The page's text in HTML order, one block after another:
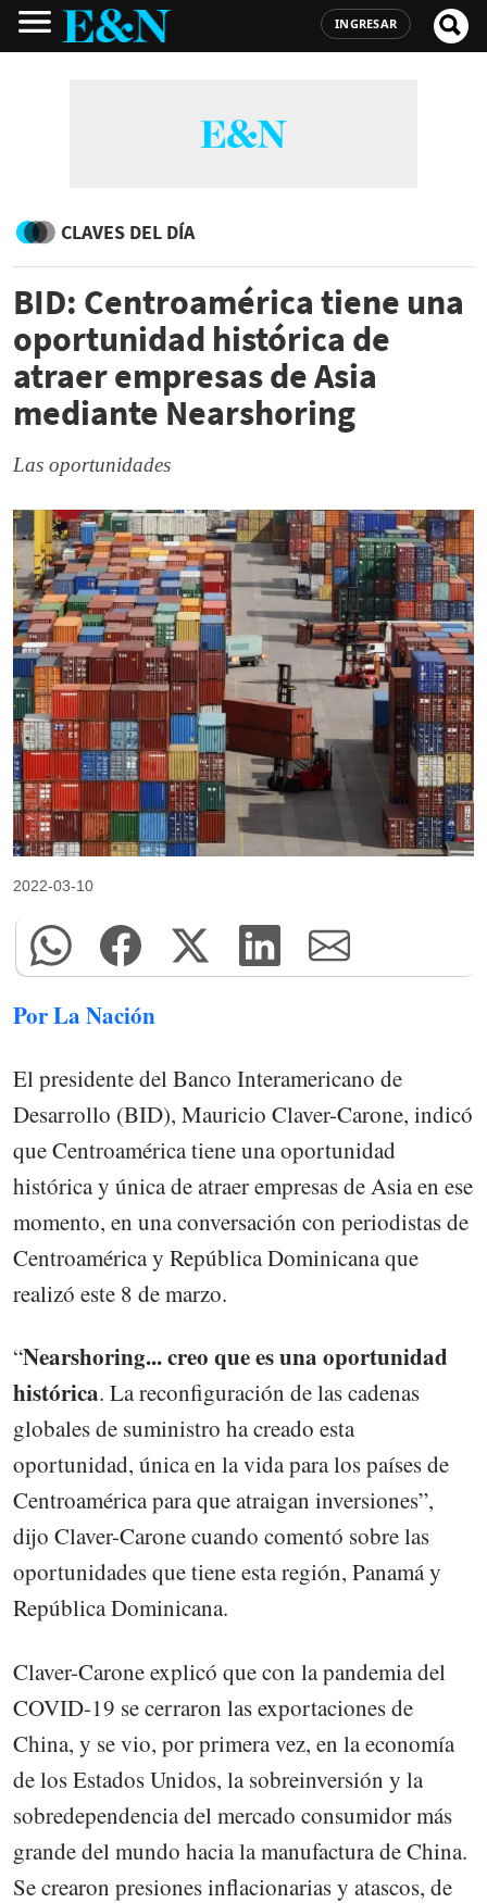
INGRESAR
CLAVES DEL DÍA
BID: Centroamérica tiene una
oportunidad histórica de
atraer empresas de Asia
mediante Nearshoring
Las oportunidades
2022-03-10
Por La Nación
El presidente del Banco Interamericano de
Desarrollo (BID), Mauricio Claver-Carone, indicó
que Centroamérica tiene una oportunidad
histórica y única de atraer empresas de Asia en ese
momento, en una conversación con periodistas de
Centroamérica y República Dominicana que
realizó este 8 de marzo.
“Nearshoring... creo que es una oportunidad
histórica. La reconfiguración de las cadenas
globales de suministro ha creado esta
oportunidad, única en la vida para los países de
Centroamérica para que atraigan inversiones”,
dijo Claver-Carone cuando comentó sobre las
oportunidades que tiene esta región, Panamá y
República Dominicana.
Claver-Carone explicó que con la pandemia del
COVID-19 se cerraron las exportaciones de
China, y se vio, por primera vez, en la economía
de los Estados Unidos, la sobreinversión y la
sobredependencia del mercado consumidor más
grande del mundo hacia la manufactura de China.
Se crearon presiones inflacionarias y atascos, de